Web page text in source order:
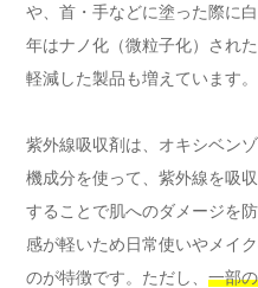
や、首・手などに塗った際に
年はナノ化（微粒子化）され
軽減した製品も増えています。
紫外線吸収剤は、オキシベン
機成分を使って、紫外線を吸
することで肌へのダメージを
感が軽いため日常使いやメイ
のが特徴です。ただし、 一部